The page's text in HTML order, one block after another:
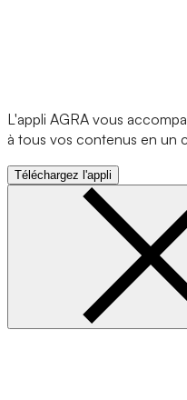
L'appli AGRA vous
à tous vos contenus en un
Téléchargez l'appli